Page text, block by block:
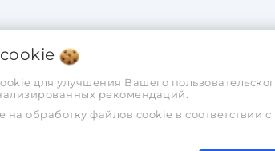
cookie
для улучшения Вашего
рекомендаций.
обработку файлов cookie в соответствии с